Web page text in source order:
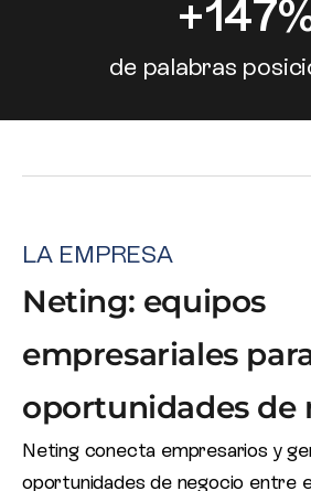
de palabras
+147
LA EMPRESA
Neting: equipos
empresariales
oportunidades de
Neting conecta empresarios y
oportunidades de negocio entre